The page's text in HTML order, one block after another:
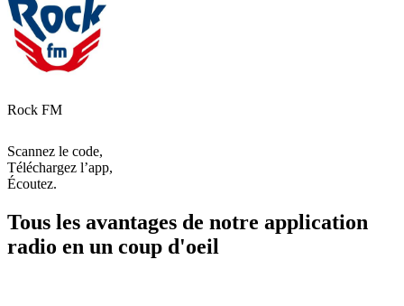
Rock FM
Scannez le code,
Téléchargez l’app,
Écoutez.
Tous les avantages de notre application
radio en un coup d'oeil